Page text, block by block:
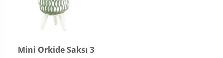
Mini Orkide Saksı 3